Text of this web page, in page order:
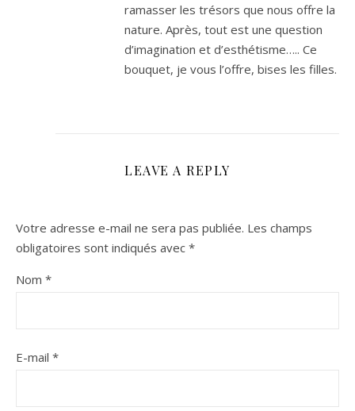
ramasser les trésors que nous offre la
nature. Après, tout est une question
d’imagination et d’esthétisme….. Ce
bouquet, je vous l’offre, bises les filles.
LEAVE A REPLY
Votre adresse e-mail ne sera pas publiée. Les champs
obligatoires sont indiqués avec *
Nom *
E-mail *